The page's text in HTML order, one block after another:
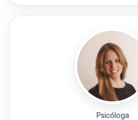
Psicóloga